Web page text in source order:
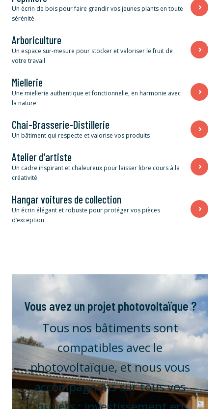
Un écrin de bois pour faire grandir vos jeunes plants en toute
sérénité
Arboriculture
Un espace sur-mesure pour stocker et valoriser le fruit de
votre travail
Miellerie
Une miellerie authentique et fonctionnelle, en harmonie avec
la nature
Chai-Brasserie-Distillerie
Un bâtiment qui respecte et valorise vos produits
Atelier d'artiste
Un cadre inspirant et chaleureux pour laisser libre cours à la
créativité
Hangar voitures de collection
Un écrin élégant et robuste pour protéger vos pièces
d’exception
Vous avez un projet photovoltaïque ?
Tous nos bâtiments sont
compatibles avec le
photovoltaïque, et nous vous
accompagnons sur tous vos